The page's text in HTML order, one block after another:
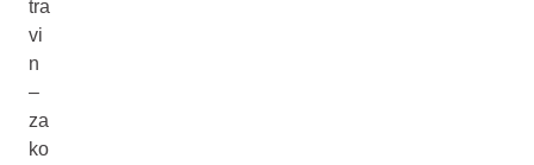
tra
vi
n
–
za
ko